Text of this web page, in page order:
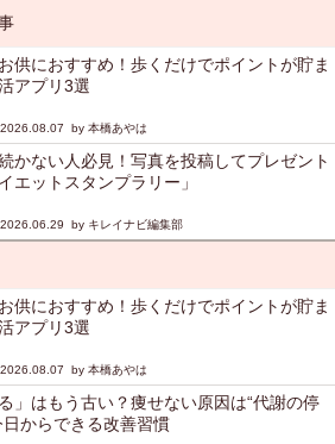
供におすすめ！歩くだけでポイントが貯ま
アプリ3選
2026.08.07 by 本橋あやは
かない人必見！写真を投稿してプレゼント
エットスタンプラリー」
2026.06.29 by キレイナビ編集部
供におすすめ！歩くだけでポイントが貯ま
アプリ3選
2026.08.07 by 本橋あやは
」はもう古い？痩せない原因は“代謝の停
日からできる改善習慣